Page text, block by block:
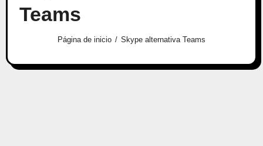
Teams
Página de inicio Skype alternativa Teams